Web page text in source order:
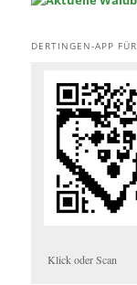
DERTINGEN-APP
Klick oder Scan